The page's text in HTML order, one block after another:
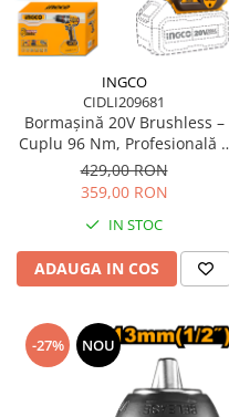
Perne
Pistol pentru vopsit
Pompă, hidrofor
Hidrofoare
Presostate/Regulatoare de
presiune
Prelungitoare
Rindele electrice
Accesorii rindele
Scule electrice
Accesorii pentru polizor
Accesorii scule electrice
Compresoare aer
INGCO
CIDLI209681
Bormașină 20V Brushless –
Cuplu 96 Nm, Profesională +
Hobby
429,00 RON
359,00 RON
IN STOC
ADAUGA IN COS
-27% NOU